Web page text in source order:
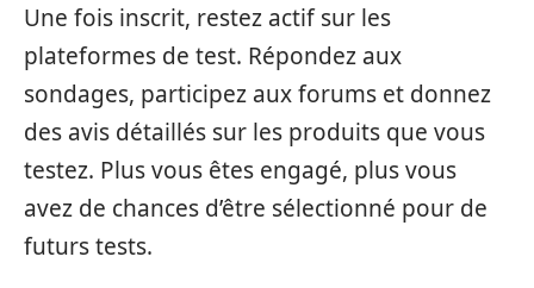
Une fois inscrit, restez actif sur les
plateformes de test. Répondez aux
sondages, participez aux forums et donnez
des avis détaillés sur les produits que vous
testez. Plus vous êtes engagé, plus vous
avez de chances d’être sélectionné pour de
futurs tests.